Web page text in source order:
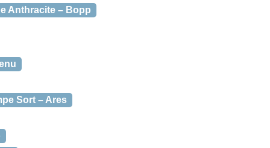
Anthracite – Bopp
Sort – Ares